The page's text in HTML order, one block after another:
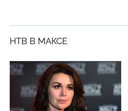
НТВ В МАКСЕ